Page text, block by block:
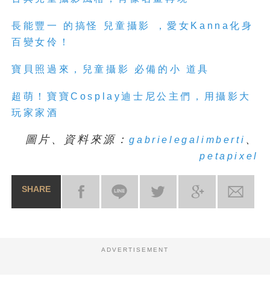
長能豐一 的搞怪 兒童攝影 ，愛女 Kanna化身
百變女伶！
寶貝照過來， 兒童攝影 必備的小 道具
超萌！寶寶Cosplay迪士尼公主們，用攝影 大
玩家家酒
圖片、資料來源：gabrielegalimberti 、
petapixel
SHARE
ADVERTISEMENT